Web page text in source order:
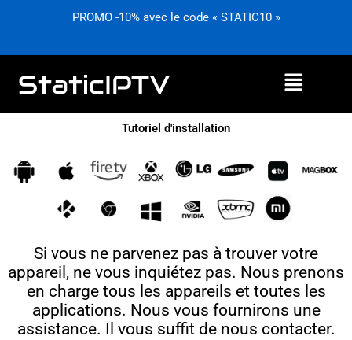
PROMO -10% avec le code « STATIC10 »
Menu
Tutoriel d'installation
Si vous ne parvenez pas à trouver votre
appareil, ne vous inquiétez pas. Nous prenons
en charge tous les appareils et toutes les
applications. Nous vous fournirons une
assistance. Il vous suffit de nous contacter.